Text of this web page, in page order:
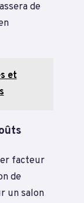
de
et
facteur
de
un salon